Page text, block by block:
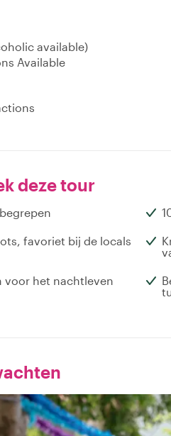
available)
Available
deze tour
favoriet bij de locals
voor het nachtleven